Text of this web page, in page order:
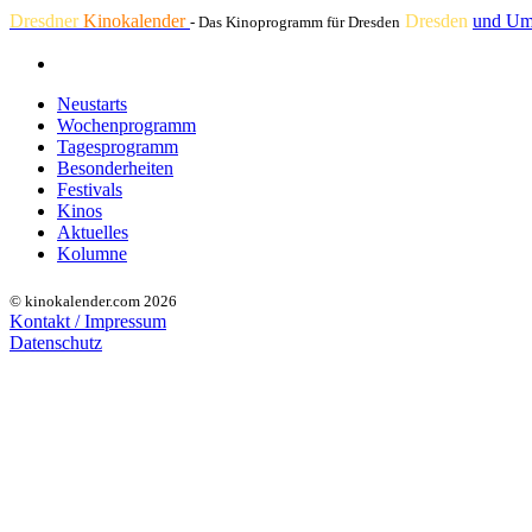
DresdnerKinokalender - Das Kinoprogramm für Dresden Dresden und
Neustarts
Wochenprogramm
Tagesprogramm
Besonderheiten
Festivals
Kinos
Aktuelles
Kolumne
© kinokalender.com 2026
Kontakt / Impressum
Datenschutz